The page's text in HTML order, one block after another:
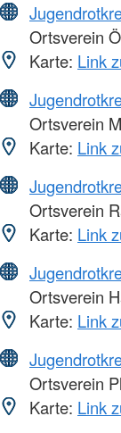
Ortsverein
Karte: Link
Ortsverein
Karte: Link
Ortsverein
Karte: Link
Ortsverein
Karte: Link
Ortsverein
Karte: Link